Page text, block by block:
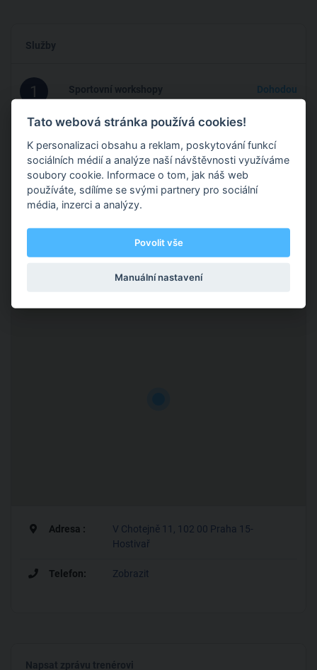
Služby
1 Sportovní workshopy Dohodou
...zobrazit více
2 Individuální i skupinové lekce 800 Kč
Pokud chcete cokoliv naučit, jsem vám ráda k di
...zobrazit více
Adresa :
V Chotejně 11, 102 00 Praha 15-
Hostivař
Telefon: Zobrazit
Napsat zprávu trenérovi
Tato webová stránka používá cookies!
K personalizaci obsahu a reklam, poskytování funkcí
sociálních médií a analýze naší návštěvnosti využíváme
soubory cookie. Informace o tom, jak náš web
používáte, sdílíme se svými partnery pro sociální
média, inzerci a analýzy.
Povolit vše
Manuální nastavení